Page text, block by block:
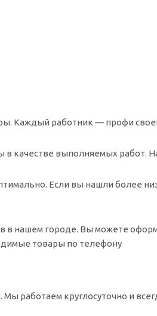
Каждый работник — профи
в качестве выполняемых работ.
Если вы нашли более
в нашем городе. Вы можете
товары по телефону
работаем круглосуточно и